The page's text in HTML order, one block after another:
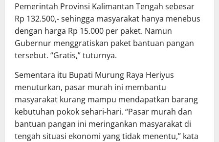
Pemerintah Provinsi Kalimantan Tengah sebesar
Rp 132.500,- sehingga masyarakat hanya menebus
dengan harga Rp 15.000 per paket. Namun
Gubernur menggratiskan paket bantuan pangan
tersebut. “Gratis,” tuturnya.
Sementara itu Bupati Murung Raya Heriyus
menuturkan, pasar murah ini membantu
masyarakat kurang mampu mendapatkan barang
kebutuhan pokok sehari-hari. “Pasar murah dan
bantuan pangan ini meringankan masyarakat di
tengah situasi ekonomi yang tidak menentu,” kata